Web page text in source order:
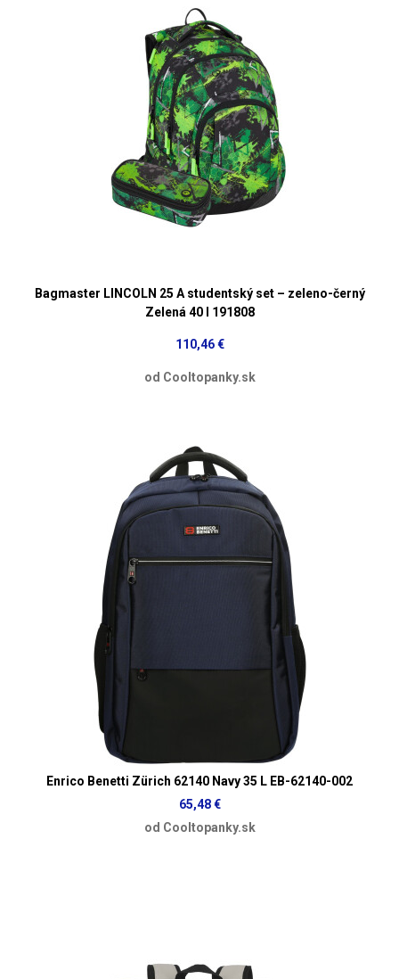
Bagmaster LINCOLN 25 A studentský set – zeleno-černý
Zelená 40 l 191808
110,46 €
od Cooltopanky.sk
Enrico Benetti Zürich 62140 Navy 35 L EB-62140-002
65,48 €
od Cooltopanky.sk